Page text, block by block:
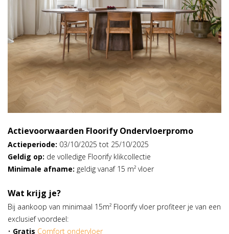
Actievoorwaarden Floorify Ondervloerpromo
Actieperiode: 03/10/2025 tot 25/10/2025
Geldig op: de volledige Floorify klikcollectie
Minimale afname: geldig vanaf 15 m² vloer
Wat krijg je?
Bij aankoop van minimaal 15m² Floorify vloer profiteer je van een
exclusief voordeel:
• Gratis Comfort ondervloer